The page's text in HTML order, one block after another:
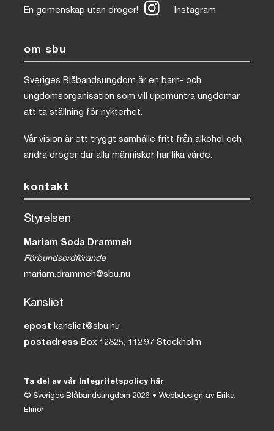
En gemenskap utan droger! Instagram
om sbu
Sveriges Blåbandsungdom är en barn- och
ungdomsorganisation som vill uppmuntra ungdomar
att ta ställning för nykterhet.
Vår vision är ett tryggt samhälle fritt från alkohol och
andra droger där alla människor har lika värde.
kontakt
Styrelsen
Mariam Soda Drammeh
Förbundsordförande
mariam.drammeh@sbu.nu
Kansliet
epost kansliet@sbu.nu
postadress Box 12825, 112 97 Stockholm
Ta del av vår Integritetspolicy här
© Sveriges Blåbandsungdom 2026 • Webbdesign av Erika
Elinor